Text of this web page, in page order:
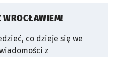
WROCŁAWIEM!
co dzieje się we
z